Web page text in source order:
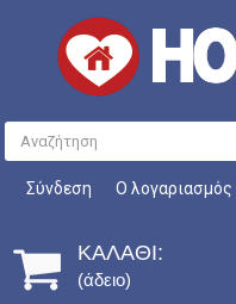
Σύνδεση Ο λογαριασμός
ΚΑΛΆΘΙ:
(άδειο)